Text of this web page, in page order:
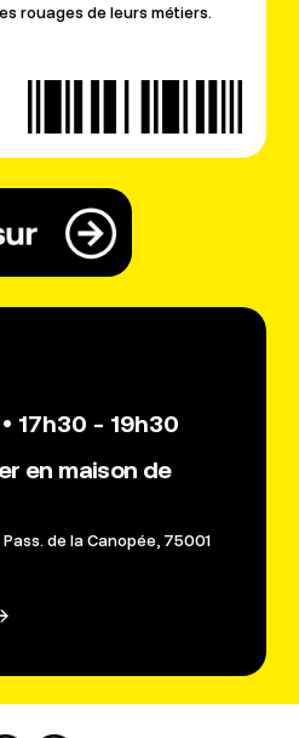
rouages de leurs métiers.
17h30 - 19h30
en maison de
Pass. de la Canopée, 75001